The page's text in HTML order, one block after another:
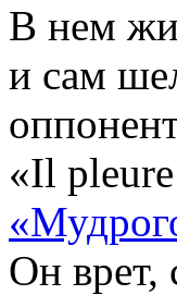
В нем
и сам
«Il
Он врет,